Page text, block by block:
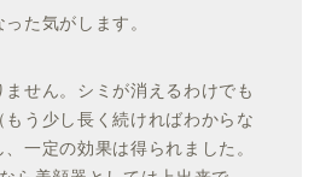
た気がします。
せん。シミが消えるわけでも
う少し長く続ければわからな
一定の効果は得られました。